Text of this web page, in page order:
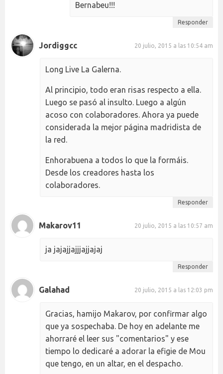
Bernabeu!!!
Responder
Jordiggcc 20 julio, 2015 a las 10:54 am
Long Live La Galerna.
Al principio, todo eran risas respecto a ella.
Luego se pasó al insulto. Luego a algún
acoso con colaboradores. Ahora ya puede
considerada la mejor página madridista de
la red.
Enhorabuena a todos lo que la formáis.
Desde los creadores hasta los
colaboradores.
Responder
Makarov11 20 julio, 2015 a las 10:57 am
ja jajajjajjjajjajaj
Responder
Galahad 20 julio, 2015 a las 12:03 pm
Gracias, hamijo Makarov, por confirmar algo
que ya sospechaba. De hoy en adelante me
ahorraré el leer sus "comentarios" y ese
tiempo lo dedicaré a adorar la efigie de Mou
que tengo, en un altar, en el despacho.